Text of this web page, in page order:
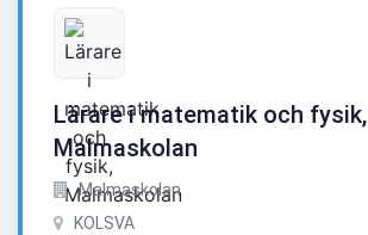
Lärare i matematik och fysik,
Malmaskolan
Malmaskolan
KOLSVA